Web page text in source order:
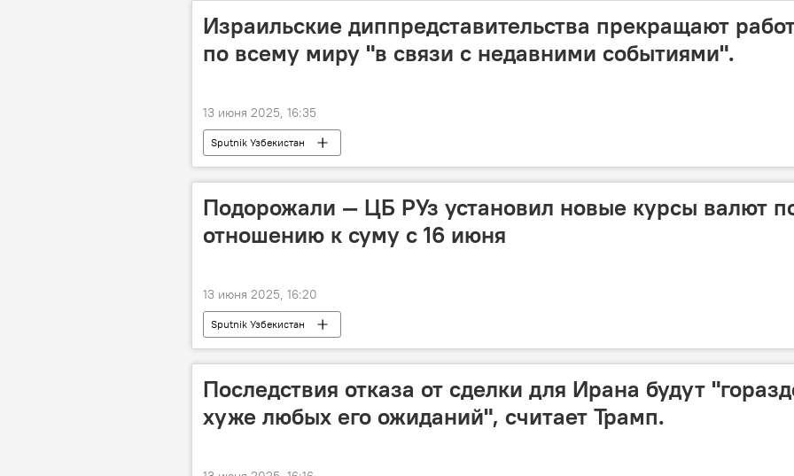
Израильские диппредставительства прекращают
по всему миру "в связи с недавними событиями".
13 июня 2025, 16:35
Sputnik Узбекистан
Подорожали — ЦБ РУз установил новые курсы валют
отношению к суму с 16 июня
13 июня 2025, 16:20
Sputnik Узбекистан
Последствия отказа от сделки для Ирана будут
хуже любых его ожиданий", считает Трамп.